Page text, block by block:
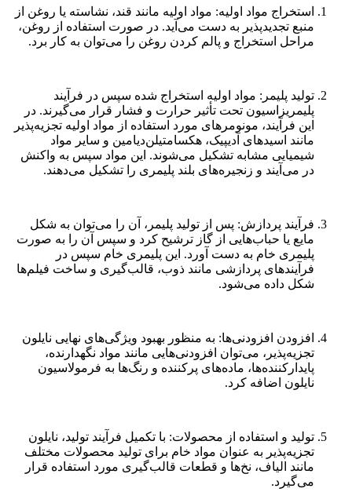
استخراج مواد اولیه: مواد اولیه مانند قند، نشاسته یا روغن از
منبع تجدیدپذیر به دست می‌آید. در صورت استفاده از روغن،
مراحل استخراج و پالم کردن روغن را می‌توان به کار برد.
تولید پلیمر: مواد اولیه استخراج شده سپس در فرآیند
پلیمریزاسیون تحت تأثیر حرارت و فشار قرار می‌گیرند. در
این فرآیند، مونومرهای مورد استفاده از مواد اولیه تجزیه‌پذیر
مانند اسیدهای آدیپیک، هکسامتیلن‌دیامین و سایر مواد
شیمیایی مشابه تشکیل می‌شوند. این مواد سپس به واکنش
در می‌آیند و زنجیره‌های بلند پلیمری را تشکیل می‌دهند.
فرآیند پردازش: پس از تولید پلیمر، آن را می‌توان به شکل
مایع یا حباب‌هایی از گاز ترشیح کرد و سپس آن را به صورت
پلیمری خام به دست آورد. این پلیمری خام سپس در
فرآیندهای پردازشی مانند ذوب، قالب‌گیری و ساخت فیلم‌ها
شکل داده می‌شود.
افزودن افزودنی‌ها: به منظور بهبود ویژگی‌های نهایی نایلون
تجزیه‌پذیر، می‌توان افزودنی‌هایی مانند مواد نگهدارنده،
پایدارکننده‌ها، ماده‌های پرکننده و رنگ‌ها به فرمولاسیون
نایلون اضافه کرد.
تولید و استفاده از محصولات: با تکمیل فرآیند تولید، نایلون
تجزیه‌پذیر به عنوان مواد خام برای تولید محصولات مختلف
مانند الیاف، نخ‌ها و قطعات قالب‌گیری مورد استفاده قرار
می‌گیرد.